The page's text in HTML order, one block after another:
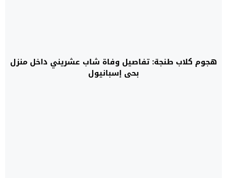
هجوم كلاب طنجة: تفاصيل وفاة شاب عشريني داخل منزل
بحي إسبانيول